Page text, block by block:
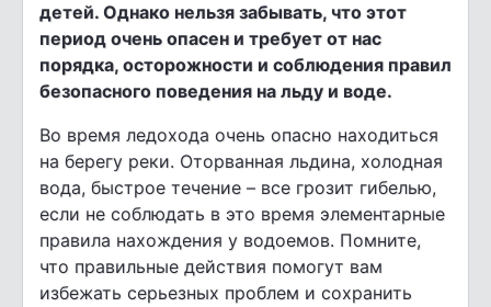
детей. Однако нельзя забывать, что этот
период очень опасен и требует от нас
порядка, осторожности и соблюдения правил
безопасного поведения на льду и воде.
Во время ледохода очень опасно находиться
на берегу реки. Оторванная льдина, холодная
вода, быстрое течение – все грозит гибелью,
если не соблюдать в это время элементарные
правила нахождения у водоемов. Помните,
что правильные действия помогут вам
избежать серьезных проблем и сохранить